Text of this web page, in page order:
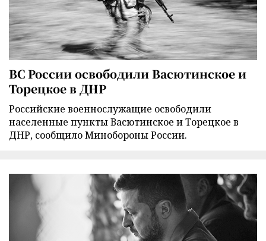
ВС России освободили Васютинское и
Торецкое в ДНР
Российские военнослужащие освободили
населенные пункты Васютинское и Торецкое в
ДНР, сообщило Минобороны России.